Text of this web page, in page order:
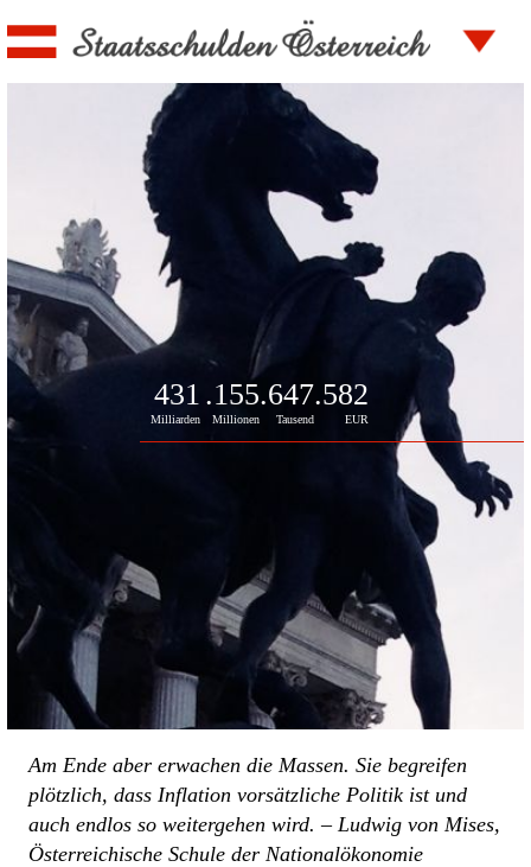
.271
EUR
.648
Tausend
.155
Millionen
431
Milliarden
Am Ende aber erwachen die Massen. Sie begreifen
plötzlich, dass Inflation vorsätzliche Politik ist und
auch endlos so weitergehen wird. – Ludwig von Mises,
Österreichische Schule der Nationalökonomie